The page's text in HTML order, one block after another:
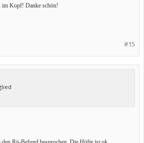
im Kopf! Danke schön!
#15